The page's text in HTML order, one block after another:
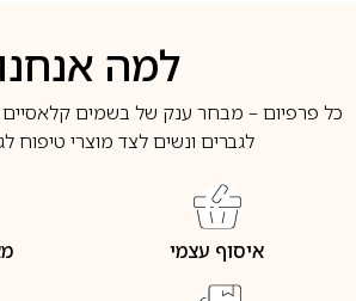
למה אנחנו
כל פרפיום – מבחר ענק של בשמים קלאסיים
לגברים ונשים לצד מוצרי טיפוח
איסוף עצמי